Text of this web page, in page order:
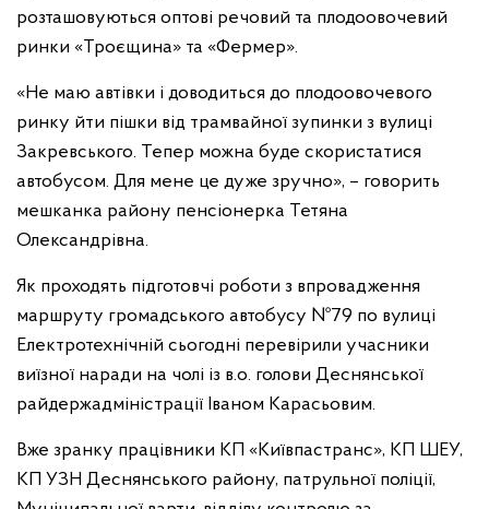
розташовуються оптові речовий та плодоовочевий
ринки «Троєщина» та «Фермер».
«Не маю автівки і доводиться до плодоовочевого
ринку йти пішки від трамвайної зупинки з вулиці
Закревського. Тепер можна буде скористатися
автобусом. Для мене це дуже зручно», – говорить
мешканка району пенсіонерка Тетяна
Олександрівна.
Як проходять підготовчі роботи з впровадження
маршруту громадського автобусу №79 по вулиці
Електротехнічній сьогодні перевірили учасники
виїзної наради на чолі із в.о. голови Деснянської
райдержадміністрації Іваном Карасьовим.
Вже зранку працівники КП «Київпастранс», КП ШЕУ,
КП УЗН Деснянського району, патрульної поліції,